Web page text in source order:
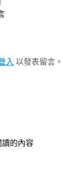
入 以發表留言。
讀的內容